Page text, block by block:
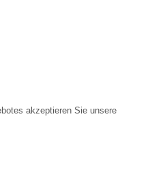
akzeptieren Sie unsere